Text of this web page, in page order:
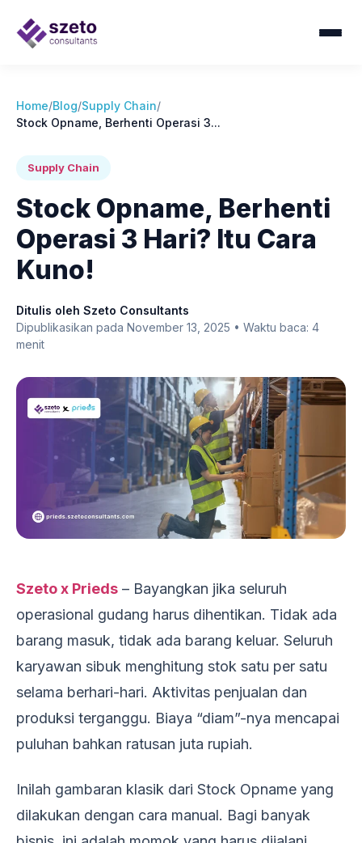
Home/Blog/Supply Chain/
Stock Opname, Berhenti Operasi 3...
Supply Chain
Stock Opname, Berhenti
Operasi 3 Hari? Itu Cara
Kuno!
Ditulis oleh Szeto Consultants
Dipublikasikan pada November 13, 2025 • Waktu baca: 4
menit
Szeto x Prieds – Bayangkan jika seluruh
operasional gudang harus dihentikan. Tidak ada
barang masuk, tidak ada barang keluar. Seluruh
karyawan sibuk menghitung stok satu per satu
selama berhari-hari. Aktivitas penjualan dan
produksi terganggu. Biaya “diam”-nya mencapai
puluhan bahkan ratusan juta rupiah.
Inilah gambaran klasik dari Stock Opname yang
dilakukan dengan cara manual. Bagi banyak